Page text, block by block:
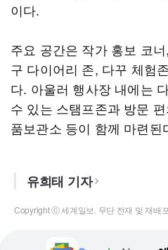
이다.
주요 공간은 작가 홍보 코
구 다이어리 존, 다꾸 체험
다. 아울러 행사장 내에는
수 있는 스탬프존과 방문
품보관소 등이 함께 마련된
유희태 기자
Copyright ⓒ 세계일보. 무단 전재 및 재배